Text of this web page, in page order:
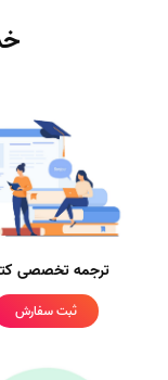
ترجمه تخصصی
ثبت سفارش